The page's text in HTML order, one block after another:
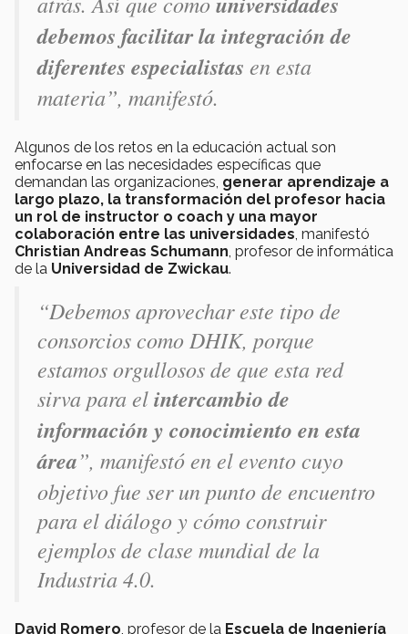
debemos facilitar la integración de
diferentes especialistas en esta
materia”, manifestó.
Algunos de los retos en la educación actual son
enfocarse en las necesidades específicas que
demandan las organizaciones, generar aprendizaje a
largo plazo, la transformación del profesor hacia
un rol de instructor o coach y una mayor
colaboración entre las universidades, manifestó
Christian Andreas Schumann, profesor de informática
de la Universidad de Zwickau.
“Debemos aprovechar este tipo de
consorcios como DHIK, porque
estamos orgullosos de que esta red
sirva para elintercambio de
información y conocimiento en esta
área”, manifestó en el evento cuyo
objetivo fue ser un punto de encuentro
para el diálogo y cómo construir
ejemplos de clase mundial de la
Industria 4.0.
David Romero, profesor de la Escuela de Ingeniería